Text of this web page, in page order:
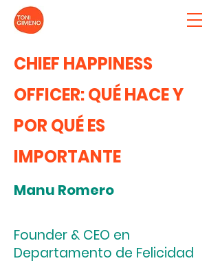
CHIEF HAPPINESS
OFFICER: QUÉ HACE Y
POR QUÉ ES
IMPORTANTE
Manu Romero
Founder & CEO en
Departamento de Felicidad